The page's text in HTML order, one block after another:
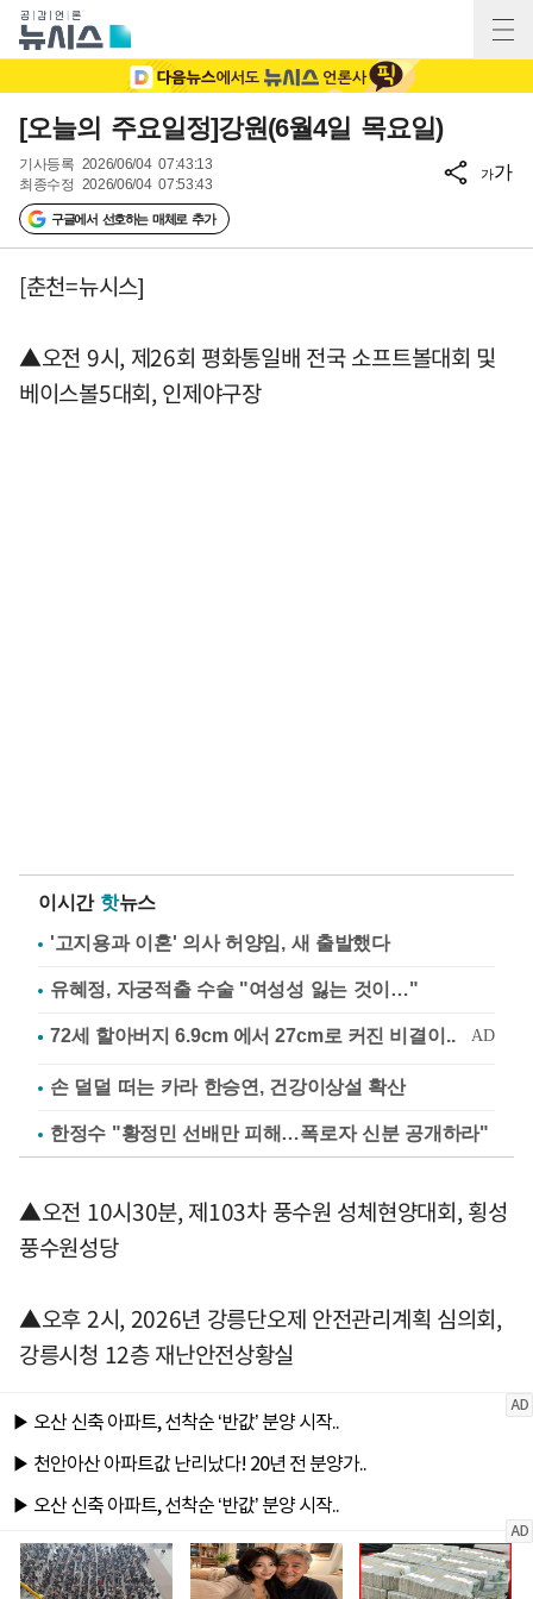
[오늘의 주요일정]강원(6월4일 목요일)
기사등록 2026/06/04 07:43:13
최종수정 2026/06/04 07:53:43
구글에서 선호하는 매체로 추가
가가
[춘천=뉴시스]
▲오전 9시, 제26회 평화통일배 전국 소프트볼대회 및
베이스볼5대회, 인제야구장
이시간 핫뉴스
'고지용과 이혼' 의사 허양임, 새 출발했다
유혜정, 자궁적출 수술 "여성성 잃는 것이…"
손 덜덜 떠는 카라 한승연, 건강이상설 확산
한정수 "황정민 선배만 피해…폭로자 신분 공개하라"
▲오전 10시30분, 제103차 풍수원 성체현양대회, 횡성
풍수원성당
▲오후 2시, 2026년 강릉단오제 안전관리계획 심의회,
강릉시청 12층 재난안전상황실